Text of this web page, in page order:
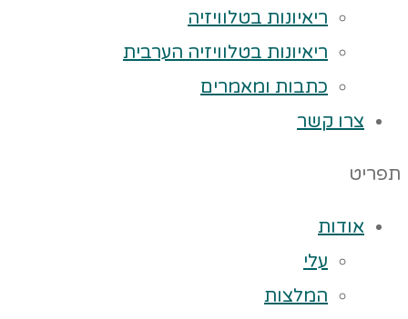
ריאיונות בטלוויזיה
ריאיונות בטלוויזיה הערבית
כתבות ומאמרים
צרו קשר
תפריט
אודות
עלי
המלצות